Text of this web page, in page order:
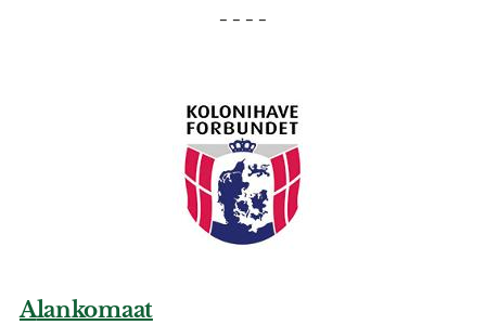
- - - -
Alankomaat